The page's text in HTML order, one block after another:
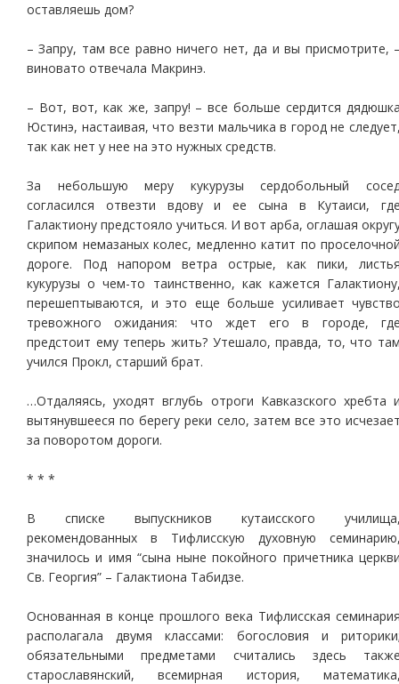
оставляешь дом?
– Запру, там все равно ничего нет, да и вы присмотрите,
виновато отвечала Макринэ.
– Вот, вот, как же, запру! – все больше сердится
Юстинэ, настаивая, что везти мальчика в город не
так как нет у нее на это нужных средств.
За небольшую меру кукурузы сердобольный
согласился отвезти вдову и ее сына в Кутаиси,
Галактиону предстояло учиться. И вот арба, оглашая
скрипом немазаных колес, медленно катит по
дороге. Под напором ветра острые, как пики,
кукурузы о чем-то таинственно, как кажется
перешептываются, и это еще больше усиливает
тревожного ожидания: что ждет его в городе,
предстоит ему теперь жить? Утешало, правда, то, что
учился Прокл, старший брат.
…Отдаляясь, уходят вглубь отроги Кавказского хребта
вытянувшееся по берегу реки село, затем все это
за поворотом дороги.
* * *
В списке выпускников кутаисского
рекомендованных в Тифлисскую духовную
значилось и имя “сына ныне покойного причетника
Св. Георгия” – Галактиона Табидзе.
Основанная в конце прошлого века Тифлисская
располагала двумя классами: богословия и
обязательными предметами считались здесь
старославянский, всемирная история,